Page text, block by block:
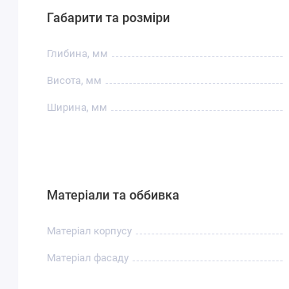
Габарити та розміри
Глибина, мм
Висота, мм
Ширина, мм
Матеріали та оббивка
Матеріал корпусу
Матеріал фасаду